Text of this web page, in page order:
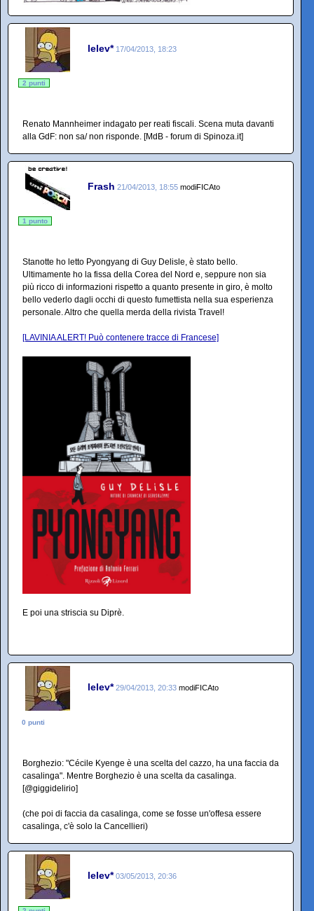
lelev* 17/04/2013, 18:23
2 punti
Renato Mannheimer indagato per reati fiscali. Scena muta davanti
alla GdF: non sa/ non risponde. [MdB - forum di Spinoza.it]
Frash 21/04/2013, 18:55 modiFICAto
1 punto
Stanotte ho letto Pyongyang di Guy Delisle, è stato bello.
Ultimamente ho la fissa della Corea del Nord e, seppure non sia
più ricco di informazioni rispetto a quanto presente in giro, è molto
bello vederlo dagli occhi di questo fumettista nella sua esperienza
personale. Altro che quella merda della rivista Travel!
[LAVINIA ALERT! Può contenere tracce di Francese]
E poi una striscia su Diprè.
lelev* 29/04/2013, 20:33 modiFICAto
0 punti
Borghezio: "Cécile Kyenge è una scelta del cazzo, ha una faccia da
casalinga". Mentre Borghezio è una scelta da casalinga.
[@giggidelirio]
(che poi di faccia da casalinga, come se fosse un'offesa essere
casalinga, c'è solo la Cancellieri)
lelev* 03/05/2013, 20:36